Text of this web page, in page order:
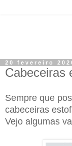
20 fevereiro
Cabeceiras
Sempre que
cabeceiras
Vejo algumas